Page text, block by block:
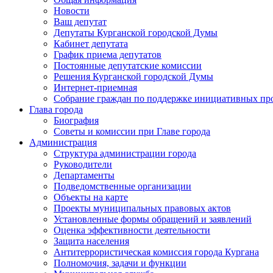
Новости
Ваш депутат
Депутаты Курганской городской Думы
Кабинет депутата
График приема депутатов
Постоянные депутатские комиссии
Решения Курганской городской Думы
Интернет-приемная
Собрание граждан по поддержке инициативных
Глава города
Биография
Советы и комиссии при Главе города
Администрация
Структура администрации города
Руководители
Департаменты
Подведомственные организации
Объекты на карте
Проекты муниципальных правовых актов
Установленные формы обращений и заявлений
Оценка эффективности деятельности
Защита населения
Антитеррористическая комиссия города Кургана
Полномочия, задачи и функции